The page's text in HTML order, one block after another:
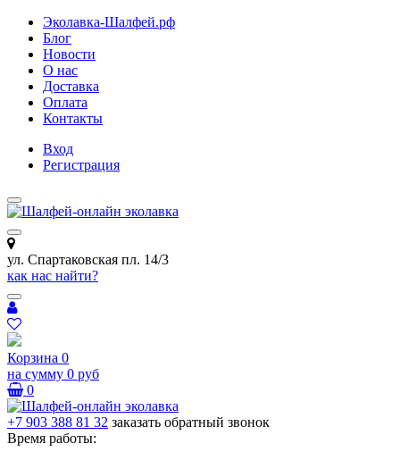
Эколавка-Шалфей.рф
Блог
Новости
О нас
Доставка
Оплата
Контакты
Вход
Регистрация
ул. Спартаковская пл. 14/3
как нас найти?
Корзина 0
на сумму 0 руб
0
+7 903 388 81 32 заказать обратный звонок
Время работы: